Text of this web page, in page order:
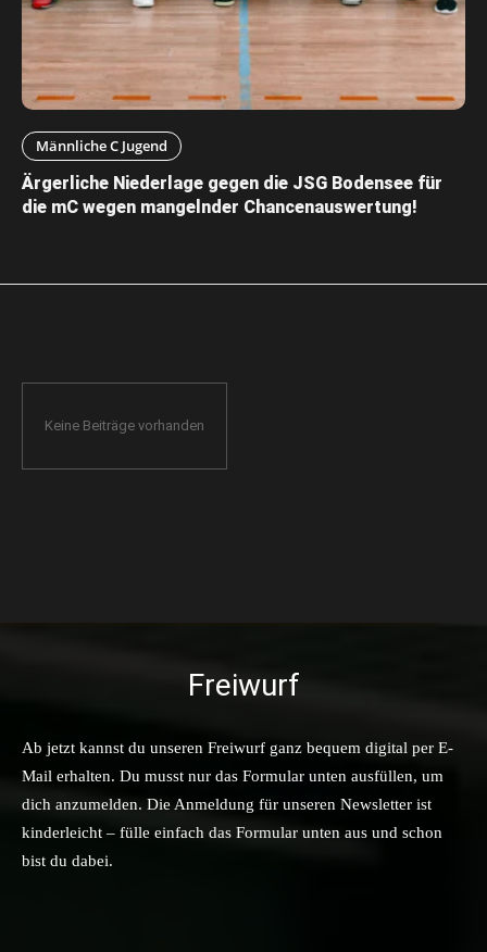
Männliche C Jugend
Ärgerliche Niederlage gegen die JSG Bodensee für
die mC wegen mangelnder Chancenauswertung!
Keine Beiträge vorhanden
Freiwurf
Ab jetzt kannst du unseren Freiwurf ganz bequem digital per E-
Mail erhalten. Du musst nur das Formular unten ausfüllen, um
dich anzumelden. Die Anmeldung für unseren Newsletter ist
kinderleicht – fülle einfach das Formular unten aus und schon
bist du dabei.